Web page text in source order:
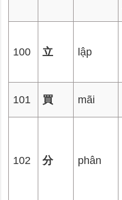
100 立 lập
101 買 mãi
102 分 phân